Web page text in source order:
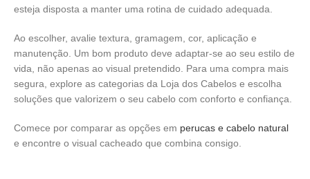
esteja disposta a manter uma rotina de cuidado adequada.
Ao escolher, avalie textura, gramagem, cor, aplicação e
manutenção. Um bom produto deve adaptar-se ao seu estilo de
vida, não apenas ao visual pretendido. Para uma compra mais
segura, explore as categorias da Loja dos Cabelos e escolha
soluções que valorizem o seu cabelo com conforto e confiança.
Comece por comparar as opções em perucas e cabelo natural
e encontre o visual cacheado que combina consigo.